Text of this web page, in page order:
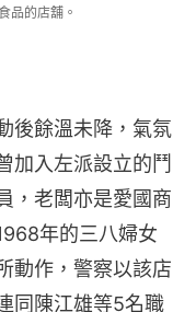
品的店舖。
後餘溫未降，氣氛
加入左派設立的鬥
，老闆亦是愛國商
年的三八婦女
動作，警察以該店
同陳江雄等5名職